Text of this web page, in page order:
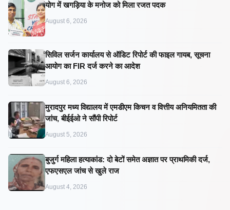
​योग में खगड़िया के मनोज को मिला रजत पदक
August 6, 2026
सिविल सर्जन कार्यालय से ऑडिट रिपोर्ट की फाइल गायब, सूचना
आयोग का FIR दर्ज करने का आदेश
August 6, 2026
मुरादपुर मध्य विद्यालय में एमडीएम किचन व वित्तीय अनियमितता की
जांच, बीईईओ ने सौंपी रिपोर्ट
August 5, 2026
बुजुर्ग महिला हत्याकांड: दो बेटों समेत अज्ञात पर प्राथमिकी दर्ज,
एफएसएल जांच से खुले राज
August 4, 2026